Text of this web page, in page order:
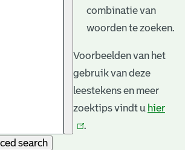
combinatie van
woorden te zoeken.
Voorbeelden van het
gebruik van deze
leestekens en meer
zoektips vindt u hier
.
search